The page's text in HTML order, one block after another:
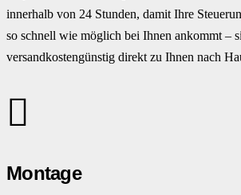
innerhalb von 24 Stunden, damit Ihre
so schnell wie möglich bei Ihnen ankommt –
versandkostengünstig direkt zu Ihnen nach
Montage